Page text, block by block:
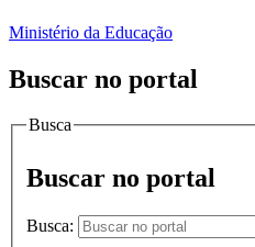
Ministério da Educação
Buscar no portal
Busca
Buscar no portal
Busca: